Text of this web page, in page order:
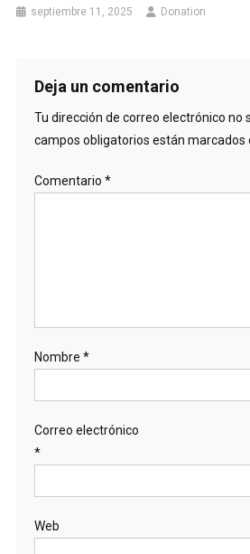
septiembre 11, 2025 Donation
Deja un comentario
Tu dirección de correo electrónico no
campos obligatorios están marcados
Comentario *
Nombre *
Correo electrónico
*
Web